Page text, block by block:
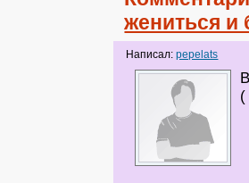
жениться и
Написал:pepelats
(